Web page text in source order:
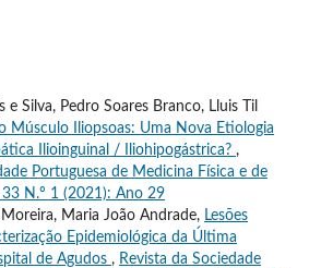
e Silva, Pedro Soares Branco, Lluis Til
Músculo Iliopsoas: Uma Nova Etiologia
Ilioinguinal / Iliohipogástrica? ,
Portuguesa de Medicina Física e de
33 N.º 1 (2021): Ano 29
Maria João Andrade, Lesões
Epidemiológica da Última
de Agudos , Revista da Sociedade